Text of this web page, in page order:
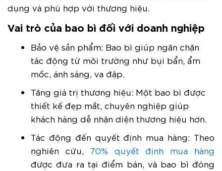
dụng và phù hợp với thương hiệu.
Vai trò của bao bì đối với doanh nghiệp
Bảo vệ sản phẩm: Bao bì giúp ngăn chặn
tác động từ môi trường như bụi bẩn, ẩm
mốc, ánh sáng, va đập.
Tăng giá trị thương hiệu: Một bao bì được
thiết kế đẹp mắt, chuyên nghiệp giúp
khách hàng dễ nhận diện thương hiệu hơn.
Tác động đến quyết định mua hàng: Theo
nghiên cứu, 70% quyết định mua hàng
được đưa ra tại điểm bán, và bao bì đóng